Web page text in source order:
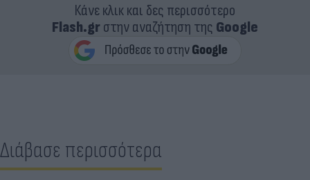
Κάνε κλικ και δες περισσότερο
Flash.grστην αναζήτηση της Google
Διάβασε περισσότερα